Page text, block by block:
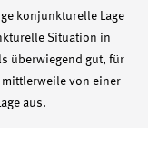
konjunkturelle Lage
Situation in
überwiegend gut, für
mittlerweile von einer
aus.